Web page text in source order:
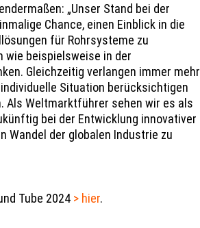
„Unser Stand bei der
Chance, einen Einblick in die
für Rohrsysteme zu
wie beispielsweise in der
Gleichzeitig verlangen immer mehr
Situation berücksichtigen
Als Weltmarktführer sehen wir es als
bei der Entwicklung innovativer
Wandel der globalen Industrie zu
Tube 2024 > hier.